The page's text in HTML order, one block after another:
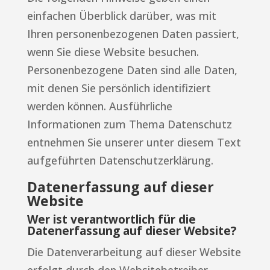
einfachen Überblick darüber, was mit
Ihren personenbezogenen Daten passiert,
wenn Sie diese Website besuchen.
Personenbezogene Daten sind alle Daten,
mit denen Sie persönlich identifiziert
werden können. Ausführliche
Informationen zum Thema Datenschutz
entnehmen Sie unserer unter diesem Text
aufgeführten Datenschutzerklärung.
Datenerfassung auf dieser
Website
Wer ist verantwortlich für die
Datenerfassung auf dieser Website?
Die Datenverarbeitung auf dieser Website